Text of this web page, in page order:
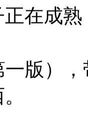
在成
版），